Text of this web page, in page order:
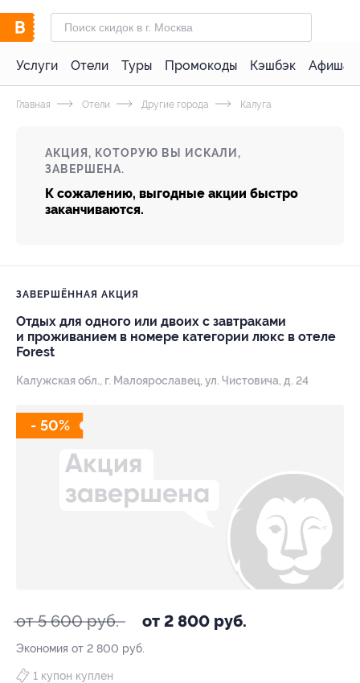
Услуги Отели Туры Промокоды Кэшбэк Афиша
Главная Отели Другие города Калуга
АКЦИЯ, КОТОРУЮ ВЫ ИСКАЛИ,
ЗАВЕРШЕНА.
К сожалению, выгодные акции быстро
заканчиваются.
ЗАВЕРШЁННАЯ АКЦИЯ
Отдых для одного или двоих с завтраками
и проживанием в номере категории люкс в отеле
Forest
Калужская обл., г. Малоярославец, ул. Чистовича, д. 24
- 50%
от 5 600 руб. от 2 800 руб.
Экономия от 2 800 руб.
1 купон куплен